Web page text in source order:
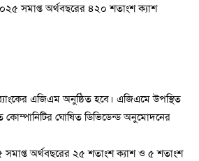
সমাপ্ত অর্থবছরের ৪২০ শতাংশ ক্যাশ
এজিএম অনুষ্ঠিত হবে। এজিএমে উপস্থিত
কোম্পানিটির ঘোষিত ডিভিডেন্ড অনুমোদনের
অর্থবছরের ২৫ শতাংশ ক্যাশ ও ৫ শতাংশ